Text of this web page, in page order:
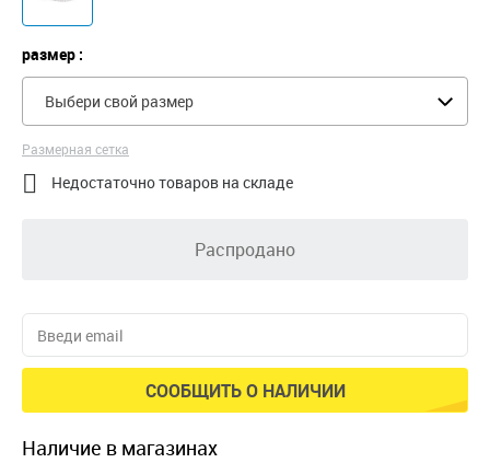
размер :
Выбери свой размер
Размерная сетка
 Недостаточно товаров на складе
Распродано
СООБЩИТЬ О НАЛИЧИИ
наличие в магазинах